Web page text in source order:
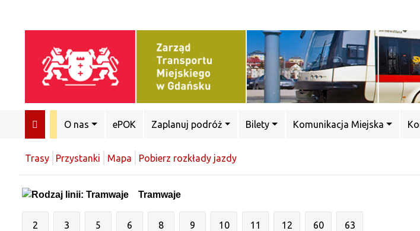
O nas ePOK Zaplanuj podróż Bilety Komunikacja Miejska
Trasy Przystanki Mapa Pobierz rozkłady jazdy
Tramwaje
2 3 5 6 8 9 10 11 12 60 63